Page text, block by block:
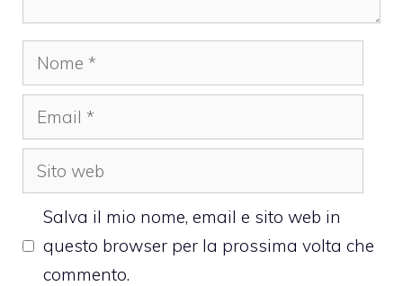
Nome
Email
Sito
web
Salva il mio nome, email e sito web in
questo browser per la prossima volta che
commento.